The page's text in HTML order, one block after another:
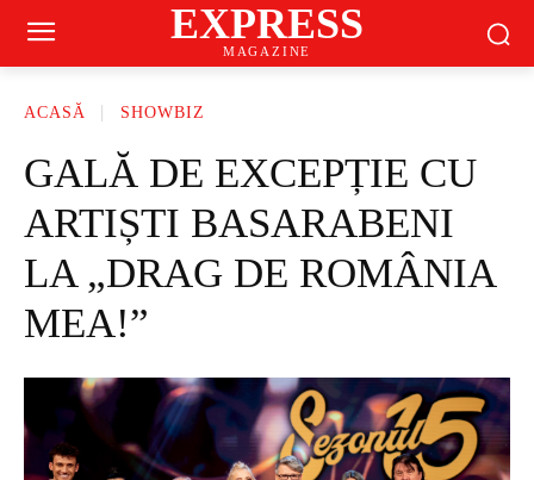
EXPRESS
MAGAZINE
ACASĂ SHOWBIZ
GALĂ DE EXCEPȚIE CU
ARTIȘTI BASARABENI
LA „DRAG DE ROMÂNIA
MEA!”